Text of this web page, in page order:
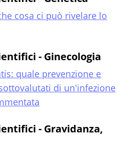
cosa ci può rivelare lo
- Ginecologia
quale prevenzione e
di un'infezione
- Gravidanza,